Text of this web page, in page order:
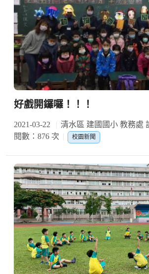
好戲開鑼囉！！！
2021-03-22 清水區 建國國小 教務處
閱數：876 次
校園新聞